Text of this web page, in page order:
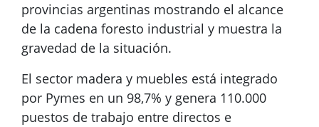
provincias argentinas mostrando el alcance
de la cadena foresto industrial y muestra la
gravedad de la situación.
El sector madera y muebles está integrado
por Pymes en un 98,7% y genera 110.000
puestos de trabajo entre directos e